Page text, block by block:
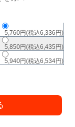
5,760円(税込6,336円)
5,850円(税込6,435円)
5,940円(税込6,534円)